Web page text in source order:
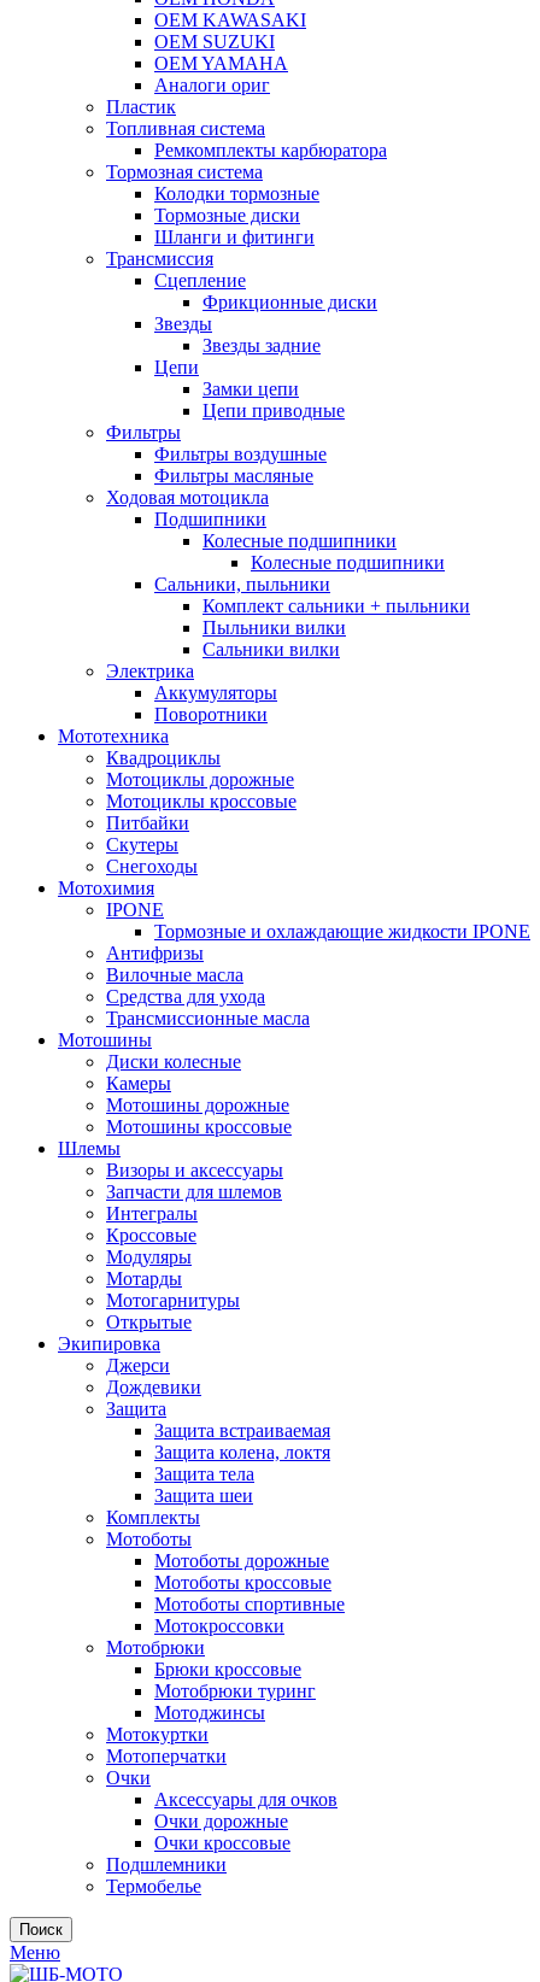
OEM KAWASAKI
OEM SUZUKI
OEM YAMAHA
Аналоги ориг
Пластик
Топливная система
Ремкомплекты карбюратора
Тормозная система
Колодки тормозные
Тормозные диски
Шланги и фитинги
Трансмиссия
Cцепление
Фрикционные диски
Звезды
Звезды задние
Цепи
Замки цепи
Цепи приводные
Фильтры
Фильтры воздушные
Фильтры масляные
Ходовая мотоцикла
Подшипники
Колесные подшипники
Колесные подшипники
Сальники, пыльники
Комплект сальники + пыльники
Пыльники вилки
Сальники вилки
Электрика
Аккумуляторы
Поворотники
Мототехника
Квадроциклы
Мотоциклы дорожные
Мотоциклы кроссовые
Питбайки
Скутеры
Снегоходы
Мотохимия
IPONE
Тормозные и охлаждающие жидкости IPONE
Антифризы
Вилочные масла
Средства для ухода
Трансмиссионные масла
Мотошины
Диски колесные
Камеры
Мотошины дорожные
Мотошины кроссовые
Шлемы
Визоры и аксессуары
Запчасти для шлемов
Интегралы
Кроссовые
Модуляры
Мотарды
Мотогарнитуры
Открытые
Экипировка
Джерси
Дождевики
Защита
Защита встраиваемая
Защита колена, локтя
Защита тела
Защита шеи
Комплекты
Мотоботы
Мотоботы дорожные
Мотоботы кроссовые
Мотоботы спортивные
Мотокроссовки
Мотобрюки
Брюки кроссовые
Мотобрюки туринг
Мотоджинсы
Мотокуртки
Мотоперчатки
Очки
Аксессуары для очков
Очки дорожные
Очки кроссовые
Подшлемники
Термобелье
Поиск
Меню